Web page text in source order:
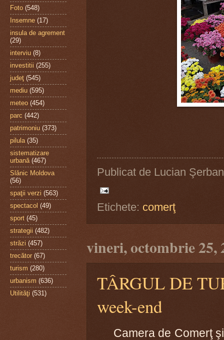
Publicat de Lucian Şerban
Etichete: comerţ
vineri, octombrie 25,
TÂRGUL DE
week-end
Camera de Comerţ
Foto (548)
Insemne (17)
insula de agrement
(29)
interviu (8)
investitii (255)
judeţ (545)
mediu (595)
meteo (454)
parc (442)
patrimoniu (373)
pilula (35)
sistematizare
urbană (467)
Slănic Moldova
(56)
spaţii verzi (563)
spectacol (49)
sport (45)
strategii (482)
străzi (457)
trecător (67)
turism (280)
urbanism (636)
Utilităţi (531)